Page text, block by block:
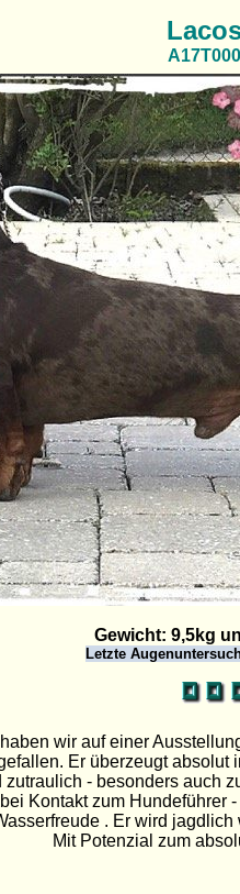
Gewicht: 9,5kg
Letzte
wir auf einer
Er überzeugt
zutraulich - besonders auch
Kontakt zum Hundeführer
. Er wird
Mit Potenzial zum